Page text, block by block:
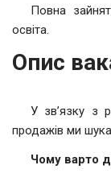
Повна
освіта.
Опис
У зв’язку з
продажів ми
Чому варто